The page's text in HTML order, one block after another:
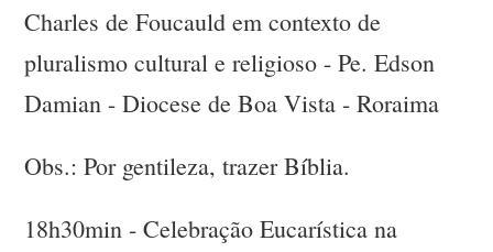
Charles de Foucauld em contexto de
pluralismo cultural e religioso - Pe. Edson
Damian - Diocese de Boa Vista - Roraima
Obs.: Por gentileza, trazer Bíblia.
18h30min - Celebração Eucarística na